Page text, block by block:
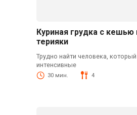
Куриная грудка с кешью
терияки
Трудно найти человека,
интенсивные
30 мин. 4